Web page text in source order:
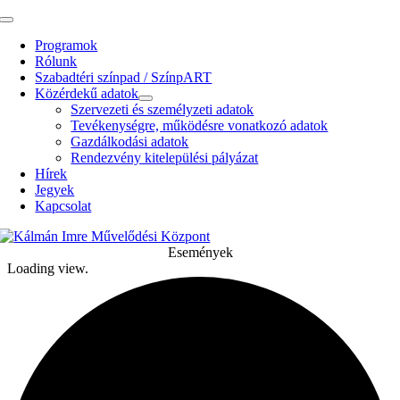
Kihagyás
Toggle
NavigationProgramok
Rólunk
Szabadtéri színpad / SzínpART
Közérdekű adatok
Szervezeti és személyzeti adatok
Tevékenységre, működésre vonatkozó adatok
Gazdálkodási adatok
Rendezvény kitelepülési pályázat
Hírek
Jegyek
Kapcsolat
Események
Loading view.